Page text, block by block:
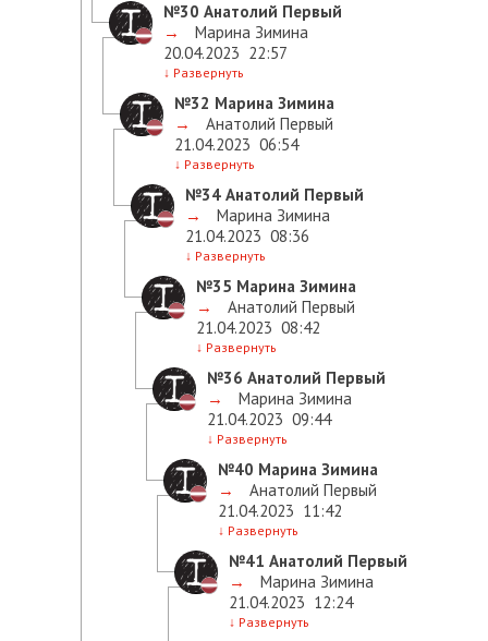
№30 Анатолий Первый
→
Марина Зимина
20.04.2023 22:57
↓ Развернуть
№32 Марина Зимина
→
Анатолий Первый
21.04.2023 06:54
↓ Развернуть
№34 Анатолий Первый
→
Марина Зимина
21.04.2023 08:36
↓ Развернуть
№35 Марина Зимина
→
Анатолий Первый
21.04.2023 08:42
↓ Развернуть
№36 Анатолий Первый
→
Марина Зимина
21.04.2023 09:44
↓ Развернуть
№40 Марина Зимина
→
Анатолий Первый
21.04.2023 11:42
↓ Развернуть
№41 Анатолий Первый
→
Марина Зимина
21.04.2023 12:24
↓ Развернуть